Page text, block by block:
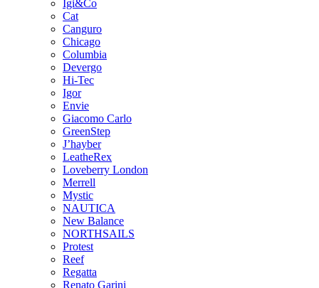
Igi&Co
Cat
Canguro
Chicago
Columbia
Devergo
Hi-Tec
Igor
Envie
Giacomo Carlo
GreenStep
J’hayber
LeatheRex
Loveberry London
Merrell
Mystic
NAUTICA
New Balance
NORTHSAILS
Protest
Reef
Regatta
Renato Garini